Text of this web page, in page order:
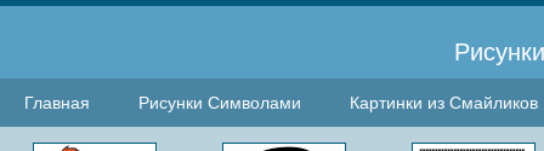
Главная Рисунки Символами Картинки из Смайликов